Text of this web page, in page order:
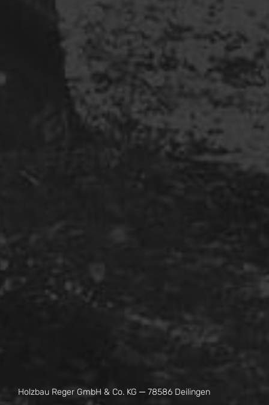
Holzbau Reger GmbH & Co. KG ─ 78586 Deilingen